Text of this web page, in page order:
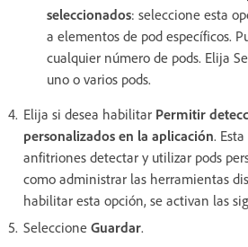
seleccionados: seleccione esta
a elementos de pod específicos.
cualquier número de pods. Elija
uno o varios pods.
Elija si desea habilitar Permitir
personalizados en la aplicación.
anfitriones detectar y utilizar pods
como administrar las herramientas
habilitar esta opción, se activan las
Seleccione Guardar.